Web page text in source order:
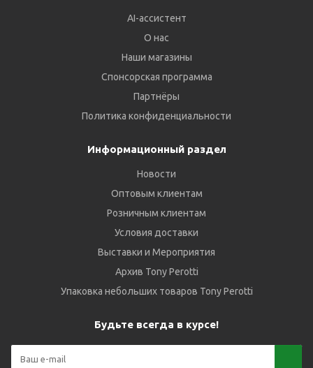
AI-ассистент
О нас
Наши магазины
Спонсорская программа
Партнёры
Политика конфиденциальности
Информационный раздел
Новости
Оптовым клиентам
Розничным клиентам
Условия доставки
Выставки и Мероприятия
Архив Tony Perotti
Упаковка небольших товаров Tony Perotti
Будьте всегда в курсе!